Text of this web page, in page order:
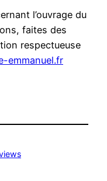
l’ouvrage du
faites des
respectueuse
emmanuel.fr